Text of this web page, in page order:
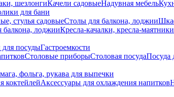
шезлонгиКачели садовыеНадувная мебель
для бани
стулья садовыеСтолы для балкона, лоджии
балкона, лоджииКресла-качалки, кресла-маятники
посудыГастроемкости
Столовые приборыСтоловая посудаПосуда
фольга, рукава для выпечки
коктейлейАксессуары для охлаждения напитков